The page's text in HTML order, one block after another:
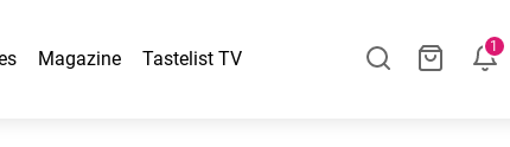
Magazine Tastelist TV
1